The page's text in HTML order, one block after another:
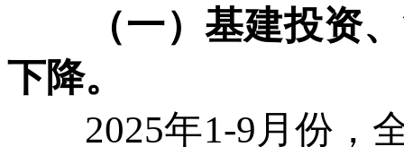
（一）基建投资、
下降。
2025年1-9月份，全